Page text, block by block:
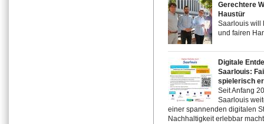
Gerechtere
Haustür
Saarlouis will
und fairen
Digitale
Saarlouis:
spielerisch
Seit Anfang
Saarlouis
einer spannenden digitalen
Nachhaltigkeit erlebbar